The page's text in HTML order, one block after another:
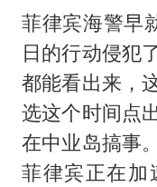
菲律宾海警早
日的行动侵犯
都能看出来，
选这个时间点
在中业岛搞事
菲律宾正在加